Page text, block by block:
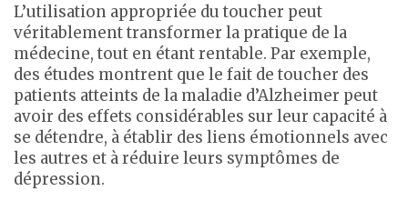
L’utilisation appropriée du toucher peut
véritablement transformer la pratique de la
médecine, tout en étant rentable. Par exemple,
des études montrent que le fait de toucher des
patients atteints de la maladie d’Alzheimer peut
avoir des effets considérables sur leur capacité à
se détendre, à établir des liens émotionnels avec
les autres et à réduire leurs symptômes de
dépression.